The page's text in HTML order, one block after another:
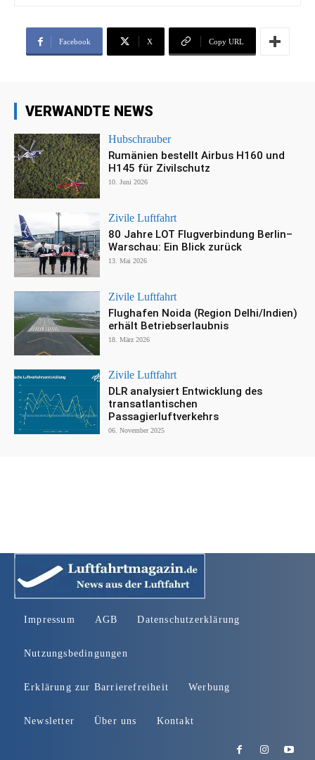
Facebook X Copy URL
VERWANDTE NEWS
Hubschrauber
Rumänien bestellt Airbus H160 und
H145 für Zivilschutz
10. Juni 2026
Zivile Luftfahrt
80 Jahre LOT Flugverbindung Berlin–
Warschau: Ein Blick zurück
13. Mai 2026
Zivile Luftfahrt
Flughafen Noida (Region Delhi/Indien)
erhält Betriebserlaubnis
18. März 2026
Zivile Luftfahrt
DLR analysiert Entwicklung des
transatlantischen
Passagierluftverkehrs
06. November 2025
Impressum AGB Datenschutzerklärung
Nutzungsbedingungen
Erklärung zur Barrierefreiheit Werbung
Newsletter Über uns Kontakt